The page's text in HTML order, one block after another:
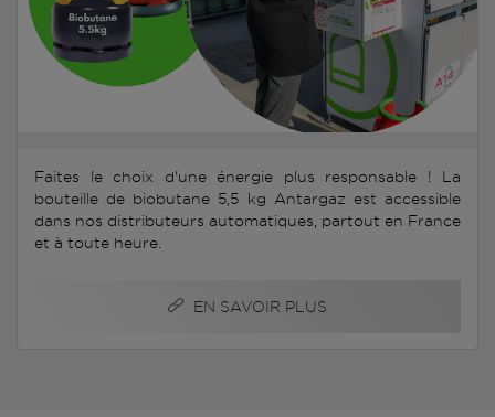
Faites le choix d'une énergie plus responsable ! La
bouteille de biobutane 5,5 kg Antargaz est accessible
dans nos distributeurs automatiques, partout en France
et à toute heure.
EN SAVOIR PLUS